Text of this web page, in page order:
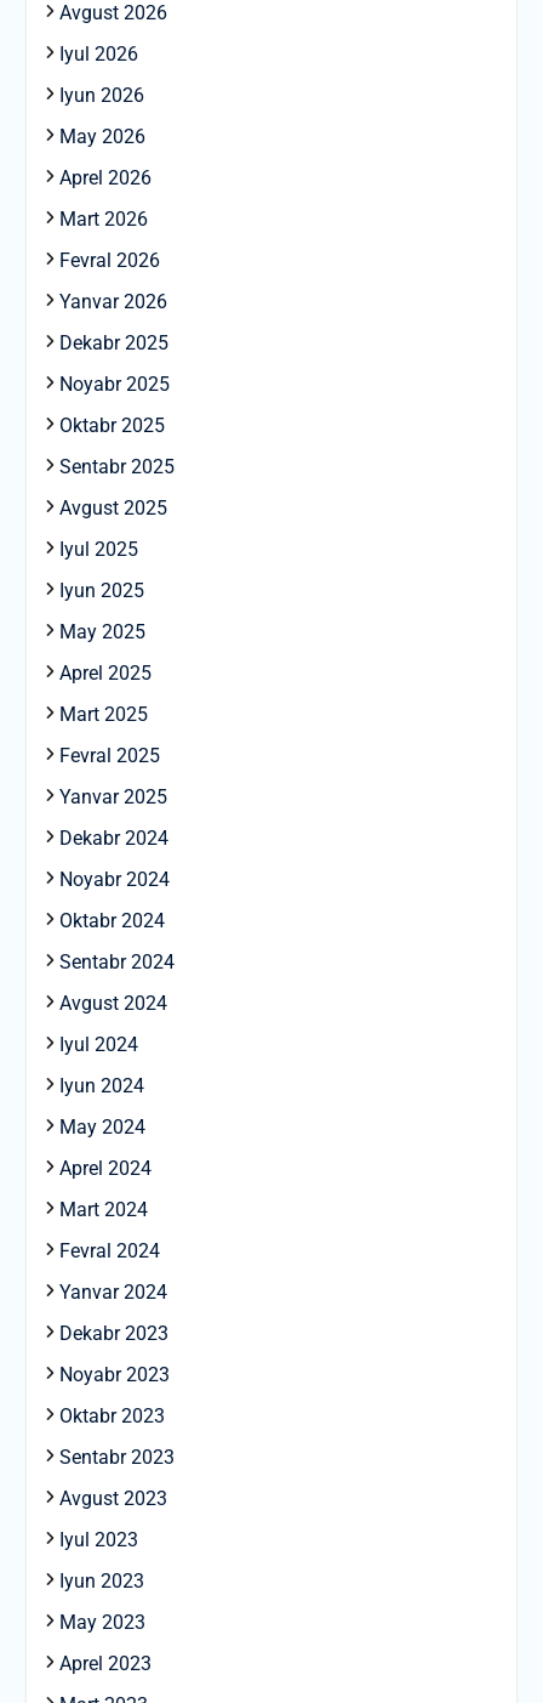
Avgust 2026
Iyul 2026
Iyun 2026
May 2026
Aprel 2026
Mart 2026
Fevral 2026
Yanvar 2026
Dekabr 2025
Noyabr 2025
Oktabr 2025
Sentabr 2025
Avgust 2025
Iyul 2025
Iyun 2025
May 2025
Aprel 2025
Mart 2025
Fevral 2025
Yanvar 2025
Dekabr 2024
Noyabr 2024
Oktabr 2024
Sentabr 2024
Avgust 2024
Iyul 2024
Iyun 2024
May 2024
Aprel 2024
Mart 2024
Fevral 2024
Yanvar 2024
Dekabr 2023
Noyabr 2023
Oktabr 2023
Sentabr 2023
Avgust 2023
Iyul 2023
Iyun 2023
May 2023
Aprel 2023